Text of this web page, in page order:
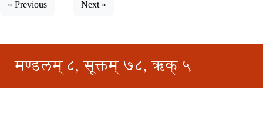
« Previous Next »
मण्डलम् ८, सूक्तम् ७८, ऋक् ५